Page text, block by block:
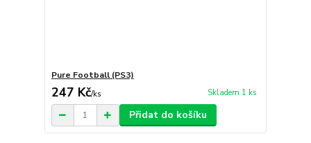
Pure Football (PS3)
247 Kč/ks Skladem 1 ks
Přidat do košíku